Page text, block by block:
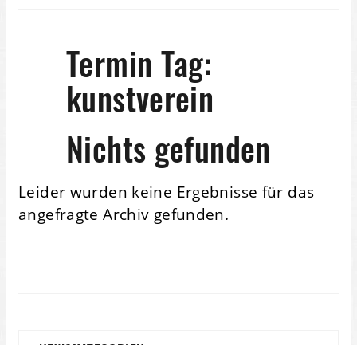
Termin Tag:
kunstverein
Nichts gefunden
Leider wurden keine Ergebnisse für das
angefragte Archiv gefunden.